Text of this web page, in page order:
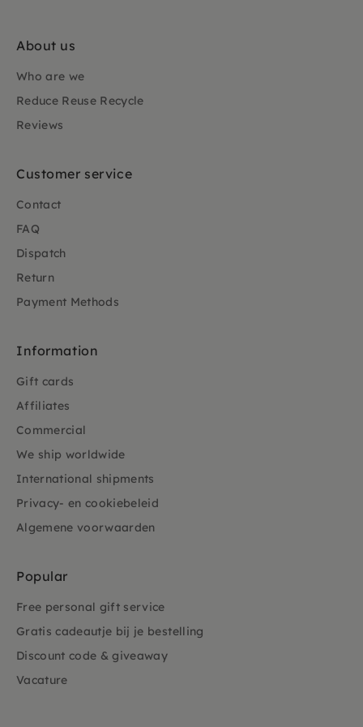
About us
Who are we
Reduce Reuse Recycle
Reviews
Customer service
Contact
FAQ
Dispatch
Return
Payment Methods
Information
Gift cards
Affiliates
Commercial
We ship worldwide
International shipments
Privacy- en cookiebeleid
Algemene voorwaarden
Popular
Free personal gift service
Gratis cadeautje bij je bestelling
Discount code & giveaway
Vacature